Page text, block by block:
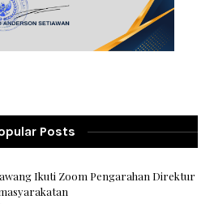
Posts
Ikuti Zoom Pengarahan Direktur